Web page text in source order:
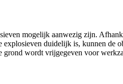
mogelijk aanwezig zijn.
duidelijk is, kunnen
wordt vrijgegeven voor